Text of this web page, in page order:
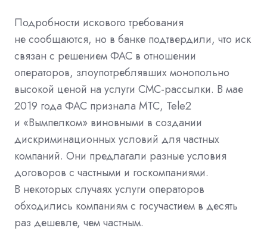
Подробности искового требования
не сообщаются, но в банке подтвердили, что иск
связан с решением ФАС в отношении
операторов, злоупотреблявших монопольно
высокой ценой на услуги СМС-рассылки. В мае
2019 года ФАС признала МТС, Tele2
и «Вымпелком» виновными в создании
дискриминационных условий для частных
компаний. Они предлагали разные условия
договоров с частными и госкомпаниями.
В некоторых случаях услуги операторов
обходились компаниям с госучастием в десять
раз дешевле, чем частным.